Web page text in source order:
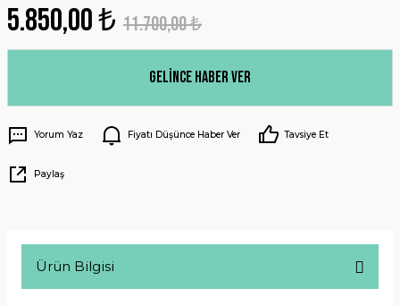
5.850,00 ₺ 11.700,00 ₺
Gelince Haber Ver
Yorum Yaz Fiyatı Düşünce Haber Ver Tavsiye Et
Paylaş
Ürün Bilgisi